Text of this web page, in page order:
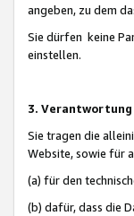
angeben, zu dem
Sie dürfen keine
einstellen.
3.
Sie tragen die
Website, sowie für
(a) für den
(b) dafür, dass die